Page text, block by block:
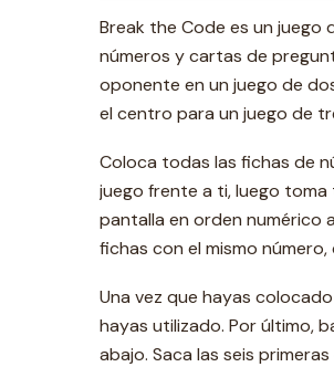
Break the Code es un juego
números y cartas de
oponente en un juego de
el centro para un juego de
Coloca todas las fichas de
juego frente a ti, luego
pantalla en orden numérico
fichas con el mismo
Una vez que hayas
hayas utilizado. Por último,
abajo. Saca las seis